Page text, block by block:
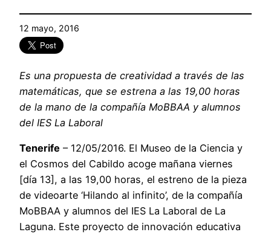
12 mayo, 2016
Es una propuesta de creatividad a través de las
matemáticas, que se estrena a las 19,00 horas
de la mano de la compañía MoBBAA y alumnos
del IES La Laboral
Tenerife – 12/05/2016. El Museo de la Ciencia y
el Cosmos del Cabildo acoge mañana viernes
[día 13], a las 19,00 horas, el estreno de la pieza
de videoarte ‘Hilando al infinito’, de la compañía
MoBBAA y alumnos del IES La Laboral de La
Laguna. Este proyecto de innovación educativa